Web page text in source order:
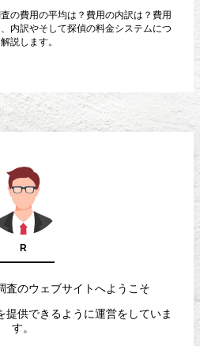
の費用の平均は？費用の内訳は？費用
内訳やそして探偵の料金システムにつ
説します。
R
査のウェブサイトへようこそ
提供できるように運営をしていま
す。